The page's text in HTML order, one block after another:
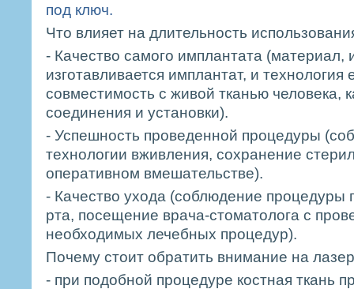
под ключ.
Что влияет на длительность
- Качество самого имплантата (материал,
изготавливается имплантат, и технология
совместимость с живой тканью человека,
соединения и установки).
- Успешность проведенной процедуры
технологии вживления, сохранение
оперативном вмешательстве).
- Качество ухода (соблюдение процедуры
рта, посещение врача-стоматолога с
необходимых лечебных процедур).
Почему стоит обратить внимание на
- при подобной процедуре костная ткань